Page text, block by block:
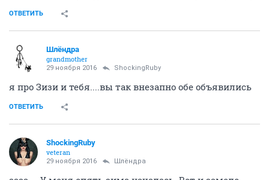
ОТВЕТИТЬ
Шлёндра
grandmother
29 ноября 2016 ShockingRuby
я про Зизи и тебя....вы так внезапно обе объявились
ОТВЕТИТЬ
ShockingRuby
veteran
29 ноября 2016 Шлёндра